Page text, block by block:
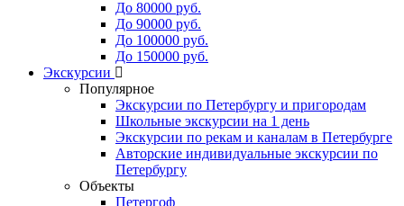
До 80000 руб.
До 90000 руб.
До 100000 руб.
До 150000 руб.
Экскурсии
Популярное
Экскурсии по Петербургу и пригородам
Школьные экскурсии на 1 день
Экскурсии по рекам и каналам в Петербурге
Авторские индивидуальные экскурсии по
Петербургу
Объекты
Петергоф